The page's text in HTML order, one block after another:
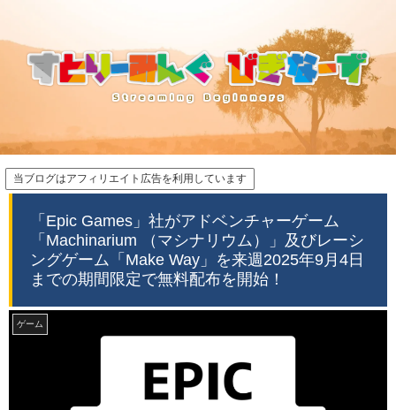
当ブログはアフィリエイト広告を利用しています
「Epic Games」社がアドベンチャーゲーム
「Machinarium （マシナリウム）」及びレーシ
ングゲーム「Make Way」を来週2025年9月4日
までの期間限定で無料配布を開始！
ゲーム